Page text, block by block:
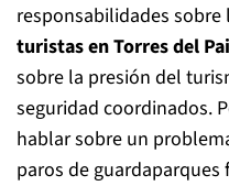
responsabilidades
turistas en Torres del
sobre la presión del
seguridad coordinados.
hablar sobre un
paros de